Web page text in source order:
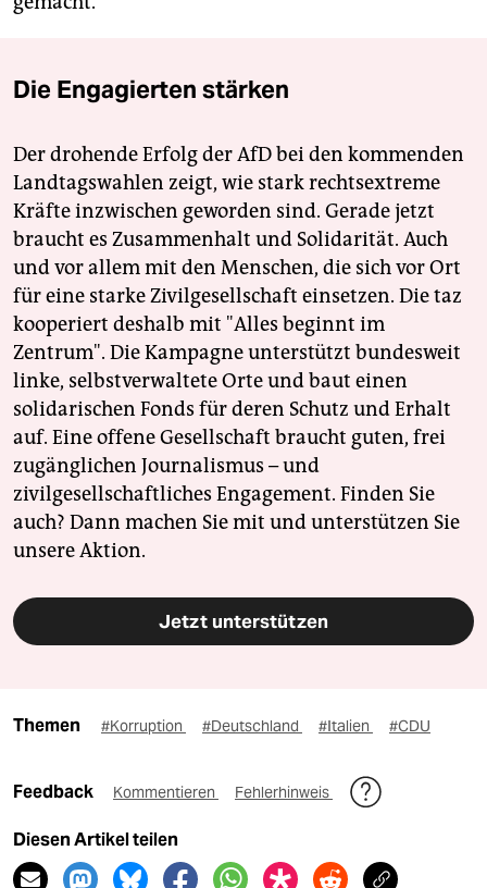
Die Engagierten stärken
Der drohende Erfolg der AfD bei den kommenden
Landtagswahlen zeigt, wie stark rechtsextreme
Kräfte inzwischen geworden sind. Gerade jetzt
braucht es Zusammenhalt und Solidarität. Auch
und vor allem mit den Menschen, die sich vor Ort
für eine starke Zivilgesellschaft einsetzen. Die taz
kooperiert deshalb mit "Alles beginnt im
Zentrum". Die Kampagne unterstützt bundesweit
linke, selbstverwaltete Orte und baut einen
solidarischen Fonds für deren Schutz und Erhalt
auf. Eine offene Gesellschaft braucht guten, frei
zugänglichen Journalismus – und
zivilgesellschaftliches Engagement. Finden Sie
auch? Dann machen Sie mit und unterstützen Sie
unsere Aktion.
Jetzt unterstützen
Themen #Korruption #Deutschland #Italien #CDU
Feedback Kommentieren Fehlerhinweis
Diesen Artikel teilen